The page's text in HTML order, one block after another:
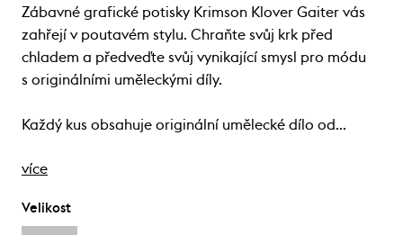
Zábavné grafické potisky Krimson Klover Gaiter vás
zahřejí v poutavém stylu. Chraňte svůj krk před
chladem a předveďte svůj vynikající smysl pro módu
s originálními uměleckými díly.
Každý kus obsahuje originální umělecké dílo od…
více
Velikost